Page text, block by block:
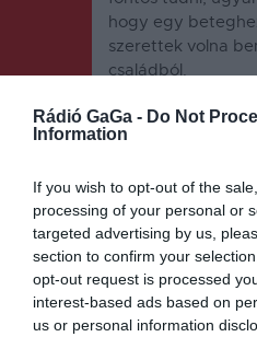
Rádió GaGa - Do Not
Information
If you wish to opt-out of the
processing of your personal or
targeted advertising by us,
section to confirm your
opt-out request is processed
interest-based ads based on
us or personal information
hogy egy
szerettek volna
családból.
Bejegyzés
navigáció
ELŐZŐ
BEJEGYZÉS
Alacsony az
oltási kedv a